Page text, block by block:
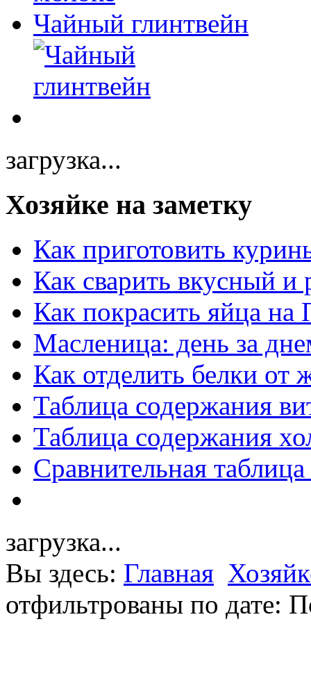
Чайный глинтвейн
загрузка...
Хозяйке на заметку
Как приготовить
Как сварить вкусный и
Как покрасить яйца на
Масленица: день за
Как отделить белки от
Таблица содержания
Таблица содержания
Сравнительная
загрузка...
Вы здесь: Главная
отфильтрованы по дате: